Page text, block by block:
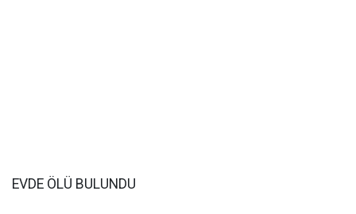
EVDE ÖLÜ BULUNDU